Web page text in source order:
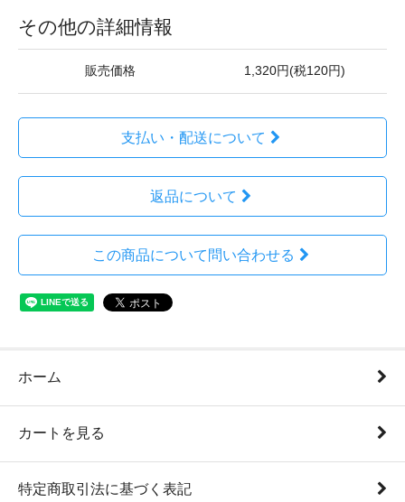
その他の詳細情報
販売価格 1,320円(税120円)
支払い・配送について
返品について
この商品について問い合わせる
ホーム
カートを見る
特定商取引法に基づく表記